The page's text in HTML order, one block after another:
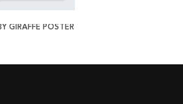
GIRAFFE POSTER